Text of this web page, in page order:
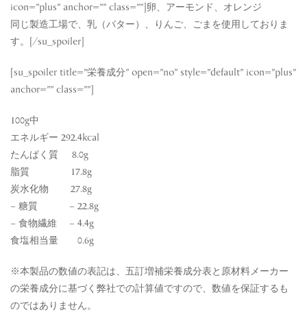
icon=”plus” anchor=”” class=””]卵、アーモンド、オレンジ
同じ製造工場で、乳（バター）、りんご、ごまを使用しておりま
す。[/su_spoiler]
[su_spoiler title=”栄養成分” open=”no” style=”default” icon=”plus”
anchor=”” class=””]
100g中
エネルギー 292.4kcal
たんぱく質 8.0g
脂質 17.8g
炭水化物 27.8g
– 糖質 – 22.8g
– 食物繊維 – 4.4g
食塩相当量 0.6g
※本製品の数値の表記は、五訂増補栄養成分表と原材料メーカー
の栄養成分に基づく弊社での計算値ですので、数値を保証するも
のではありません。